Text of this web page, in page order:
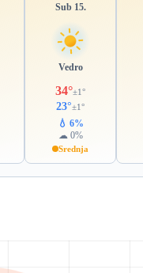
Sub 15.
Vedro
34°±1°
23°±1°
💧 6%
☁ 0%
Srednja